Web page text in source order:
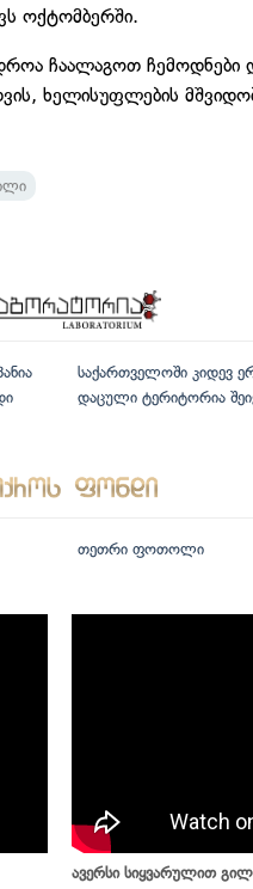
ოქტომბერში.
დროა ჩაალაგოთ
ხელისუფლების
საქართველოში კიდევ
დაცული ტერიტორია
თეთრი ფოთოლი
ავერსი სიყვარულით